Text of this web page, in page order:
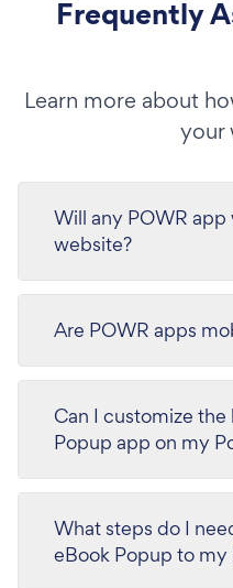
Frequently
Learn more about
your
Will any POWR
website?
Are POWR apps
Can I customize
Popup app on my
What steps do I
eBook Popup to my